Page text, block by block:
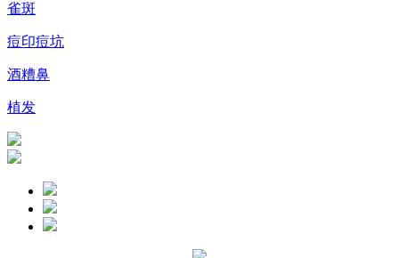
雀斑
痘印痘坑
酒糟鼻
植发